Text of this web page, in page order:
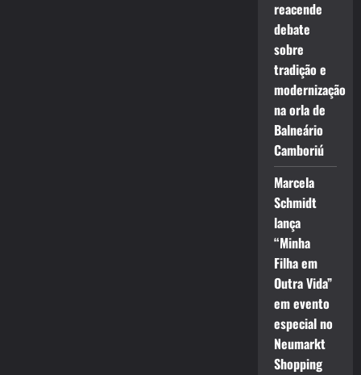
reacende
debate
sobre
tradição e
modernização
na orla de
Balneário
Camboriú
Marcela
Schmidt
lança
“Minha
Filha em
Outra Vida”
em evento
especial no
Neumarkt
Shopping